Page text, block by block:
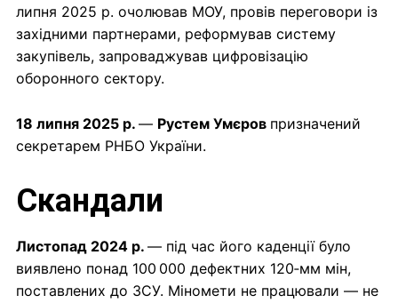
липня 2025 р. очолював МОУ, провів переговори із
західними партнерами, реформував систему
закупівель, запроваджував цифровізацію
оборонного сектору.
18 липня 2025 р. — Рустем Умєров призначений
секретарем РНБО України.
Скандали
Листопад 2024 р. — під час його каденції було
виявлено понад 100 000 дефектних 120‑мм мін,
поставлених до ЗСУ. Міномети не працювали — не